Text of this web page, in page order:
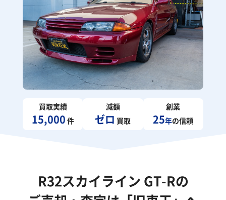
買取実績
15,000 件
減額
ゼロ 買取
創業
25年の信頼
R32スカイライン GT-Rの